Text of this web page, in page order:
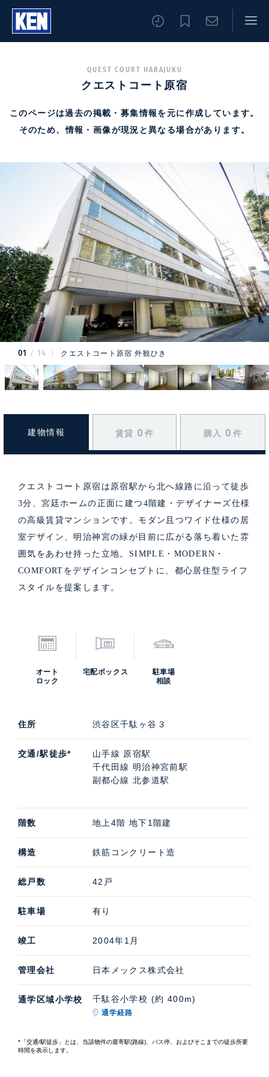
QUEST COURT HARAJUKU
クエストコート原宿
このページは過去の掲載・募集情報を元に作成しています。
そのため、情報・画像が現況と異なる場合があります。
01 14 クエストコート原宿 外観ひき
建物情報 賃貸 0 件 購入 0 件
クエストコート原宿は原宿駅から北へ線路に沿って徒歩
3分、宮廷ホームの正面に建つ4階建・デザイナーズ仕様
の高級賃貸マンションです。モダン且つワイド仕様の居
室デザイン、明治神宮の緑が目前に広がる落ち着いた雰
囲気をあわせ持った立地。SIMPLE・MODERN・
COMFORTをデザインコンセプトに、都心居住型ライフ
スタイルを提案します。
オート
ロック
宅配ボックス
駐車場
相談
住所 渋谷区千駄ヶ谷３
交通/駅徒歩*
山手線 原宿駅
千代田線 明治神宮前駅
副都心線 北参道駅
階数 地上4階 地下1階建
構造 鉄筋コンクリート造
総戸数 42戸
駐車場 有り
竣工 2004年1月
管理会社 日本メックス株式会社
通学区域小学校 千駄谷小学校 (約 400m)
通学経路
*「交通/駅徒歩」とは、当該物件の最寄駅(路線)、バス停、およびそこまでの徒歩所要
時間を表示します。